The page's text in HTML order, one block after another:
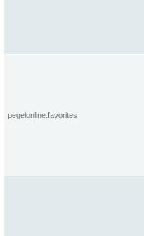
pegelonline.favorites